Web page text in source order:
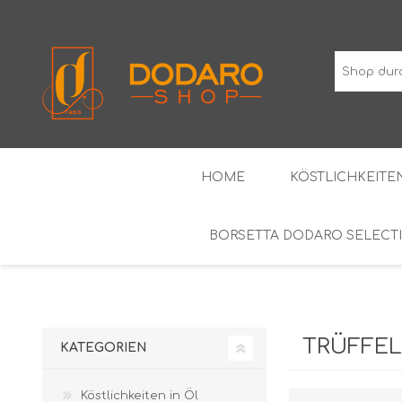
HOME
BORSETTA DODARO
TRÜFFEL
KATEGORIEN
Köstlichkeiten in Öl